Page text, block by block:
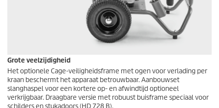
Grote veelzijdigheid
Het optionele Cage-veiligheidsframe met ogen voor verlading per
kraan beschermt het apparaat betrouwbaar. Aanbouwset
slanghaspel voor een kortere op- en afwindtijd optioneel
verkrijgbaar. Draagbare versie met robuust buisframe speciaal voor
schilders en stukadoors (HD 728 B).